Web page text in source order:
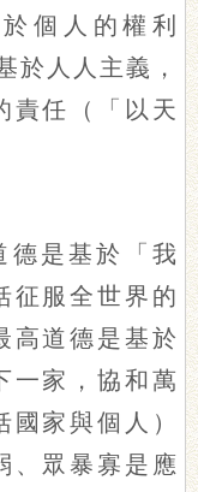
個人的權利
於人人主義，
責任（「以天
德是基於「我
征服全世界的
高道德是基於
一家，協和萬
家與個人）
、眾暴寡是應